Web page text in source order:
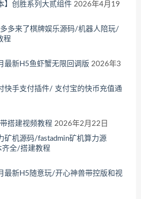
】创胜系列大贰组件 2026年4月19
多来了棋牌娱乐源码/机器人陪玩/
程
最新H5鱼虾蟹无限回调版 2026年3
快手支付插件/ 支付宝的快币充值通
搭建视频教程 2026年2月22日
矿机源码/fastadmin矿机算力源
全/搭建教程
最新H5随意玩/开心神兽带控版和视